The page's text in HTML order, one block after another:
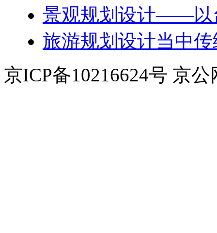
景观规划设计——以
旅游规划设计当中
京ICP备10216624号 京